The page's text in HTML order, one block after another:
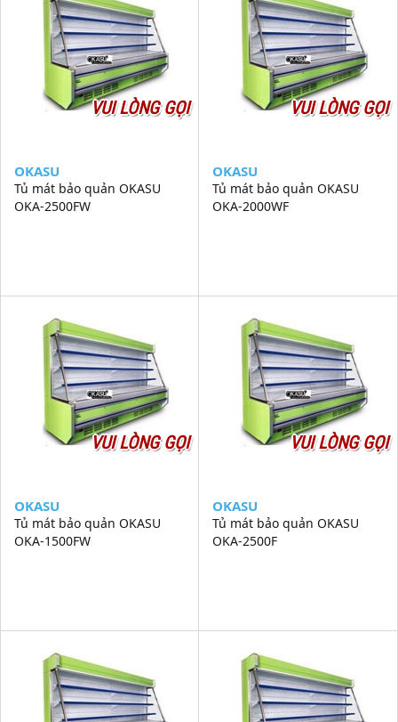
VUI LÒNG GỌI
OKASU
Tủ mát bảo quản OKASU
OKA-2500FW
VUI LÒNG GỌI
OKASU
Tủ mát bảo quản OKASU
OKA-2000WF
VUI LÒNG GỌI
OKASU
Tủ mát bảo quản OKASU
OKA-1500FW
VUI LÒNG GỌI
OKASU
Tủ mát bảo quản OKASU
OKA-2500F